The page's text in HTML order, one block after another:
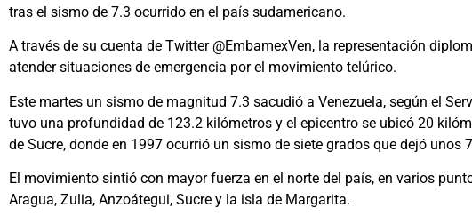
tras el sismo de 7.3 ocurrido en el país sudamericano.
A través de su cuenta de Twitter @EmbamexVen, la representación
atender situaciones de emergencia por el movimiento telúrico.
Este martes un sismo de magnitud 7.3 sacudió a Venezuela, según el
tuvo una profundidad de 123.2 kilómetros y el epicentro se ubicó 20
de Sucre, donde en 1997 ocurrió un sismo de siete grados que dejó unos
El movimiento sintió con mayor fuerza en el norte del país, en varios
Aragua, Zulia, Anzoátegui, Sucre y la isla de Margarita.